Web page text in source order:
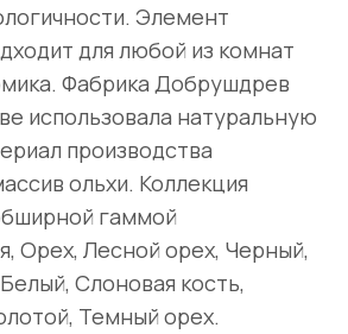
Элемент
для любой из комнат
Фабрика Добрушдрев
использовала натуральную
производства
ольхи. Коллекция
гаммой
Орех, Лесной орех, Черный,
Слоновая кость,
Темный орех.